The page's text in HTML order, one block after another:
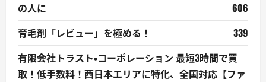
の人に
606
育毛剤「レビュー」を極める！
339
有限会社トラスト・コーポレーション 最短3時間で買
取！低手数料！西日本エリアに特化、全国対応【ファ